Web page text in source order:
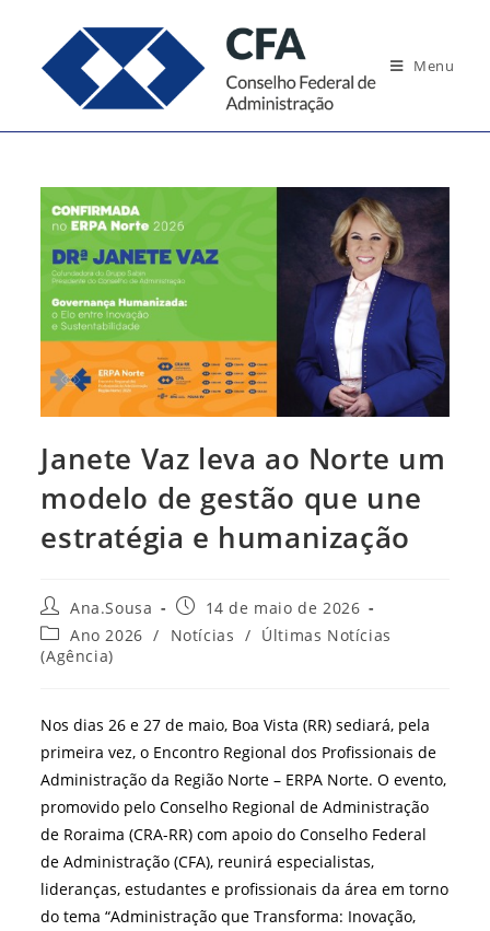
conteúdo
Menu
Janete Vaz leva ao Norte um
modelo de gestão que une
estratégia e humanização
Autor
do
post:
Ana.Sousa
Post
publicado:
14 de maio de 2026
Categoria
do
Ano 2026 / Notícias / Últimas Notícias
(Agência)
Nos dias 26 e 27 de maio, Boa Vista (RR) sediará, pela
primeira vez, o Encontro Regional dos Profissionais de
Administração da Região Norte – ERPA Norte. O evento,
promovido pelo Conselho Regional de Administração
de Roraima (CRA-RR) com apoio do Conselho Federal
de Administração (CFA), reunirá especialistas,
lideranças, estudantes e profissionais da área em torno
do tema “Administração que Transforma: Inovação,